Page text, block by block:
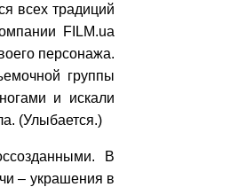
всех традиций
FILM.ua
персонажа.
группы
и искали
(Улыбается.)
В
– украшения в